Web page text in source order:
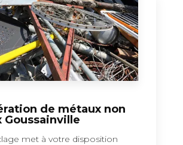
de métaux non
Goussainville
met à votre disposition